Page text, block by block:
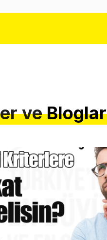
ve Bloglar